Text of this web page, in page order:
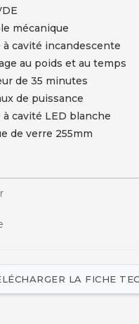
mécanique
à cavité incandescente
au poids et au temps
de 35 minutes
de puissance
à cavité LED blanche
de verre 255mm
LA FICHE